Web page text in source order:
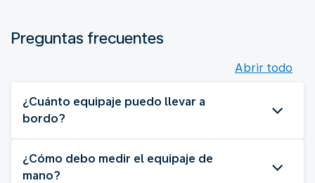
Preguntas frecuentes
Abrir todo
¿Cuánto equipaje puedo llevar a
bordo?
¿Cómo debo medir el equipaje de
mano?